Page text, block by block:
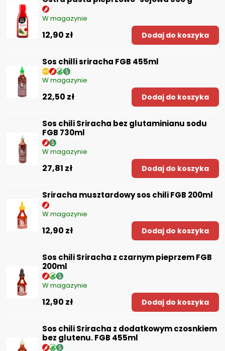
W magazynie
12,90 zł Dodaj do koszyka
Sos chilli sriracha FGB 455ml
W magazynie
22,50 zł Dodaj do koszyka
Sos chili Sriracha bez glutaminianu sodu
FGB 730ml
W magazynie
27,81 zł Dodaj do koszyka
Sriracha musztardowy sos chili FGB 200ml
W magazynie
12,90 zł Dodaj do koszyka
Sos chili Sriracha z czarnym pieprzem FGB
200ml
W magazynie
12,90 zł Dodaj do koszyka
Sos chili Sriracha z dodatkowym czosnkiem
bez glutenu. FGB 455ml